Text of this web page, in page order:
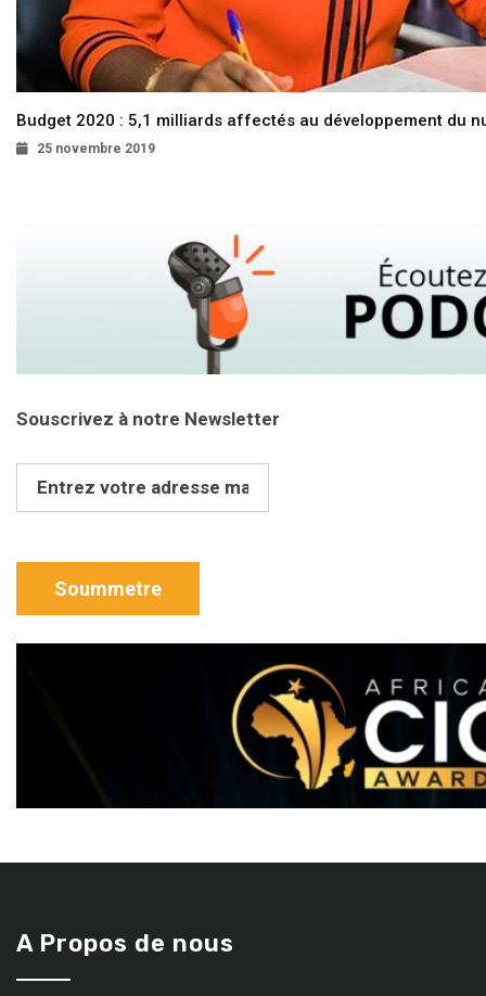
Budget 2020 : 5,1 milliards affectés au développement du
25 novembre 2019
Souscrivez à notre Newsletter
A Propos de nous